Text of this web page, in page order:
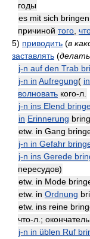
годы
es mit sich
причиной того
5) приводить (в
заставлять (
j-n auf den Trab
j-n in Aufregung( in
волновать кого-л.
j-n ins Elend
in Erinnerung
etw. in Gang
j-n in Gefahr
j-n ins Gerede
пересудов)
etw. in Mode
etw. in Ordnung
etw. ins reine
что-л.;
j-n in üblen Ruf